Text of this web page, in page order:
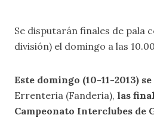
Se disputarán finales de pala
división) el domingo a las
Este domingo (10-11-2013)
Errenteria (Fanderia), las
Campeonato Interclubes de